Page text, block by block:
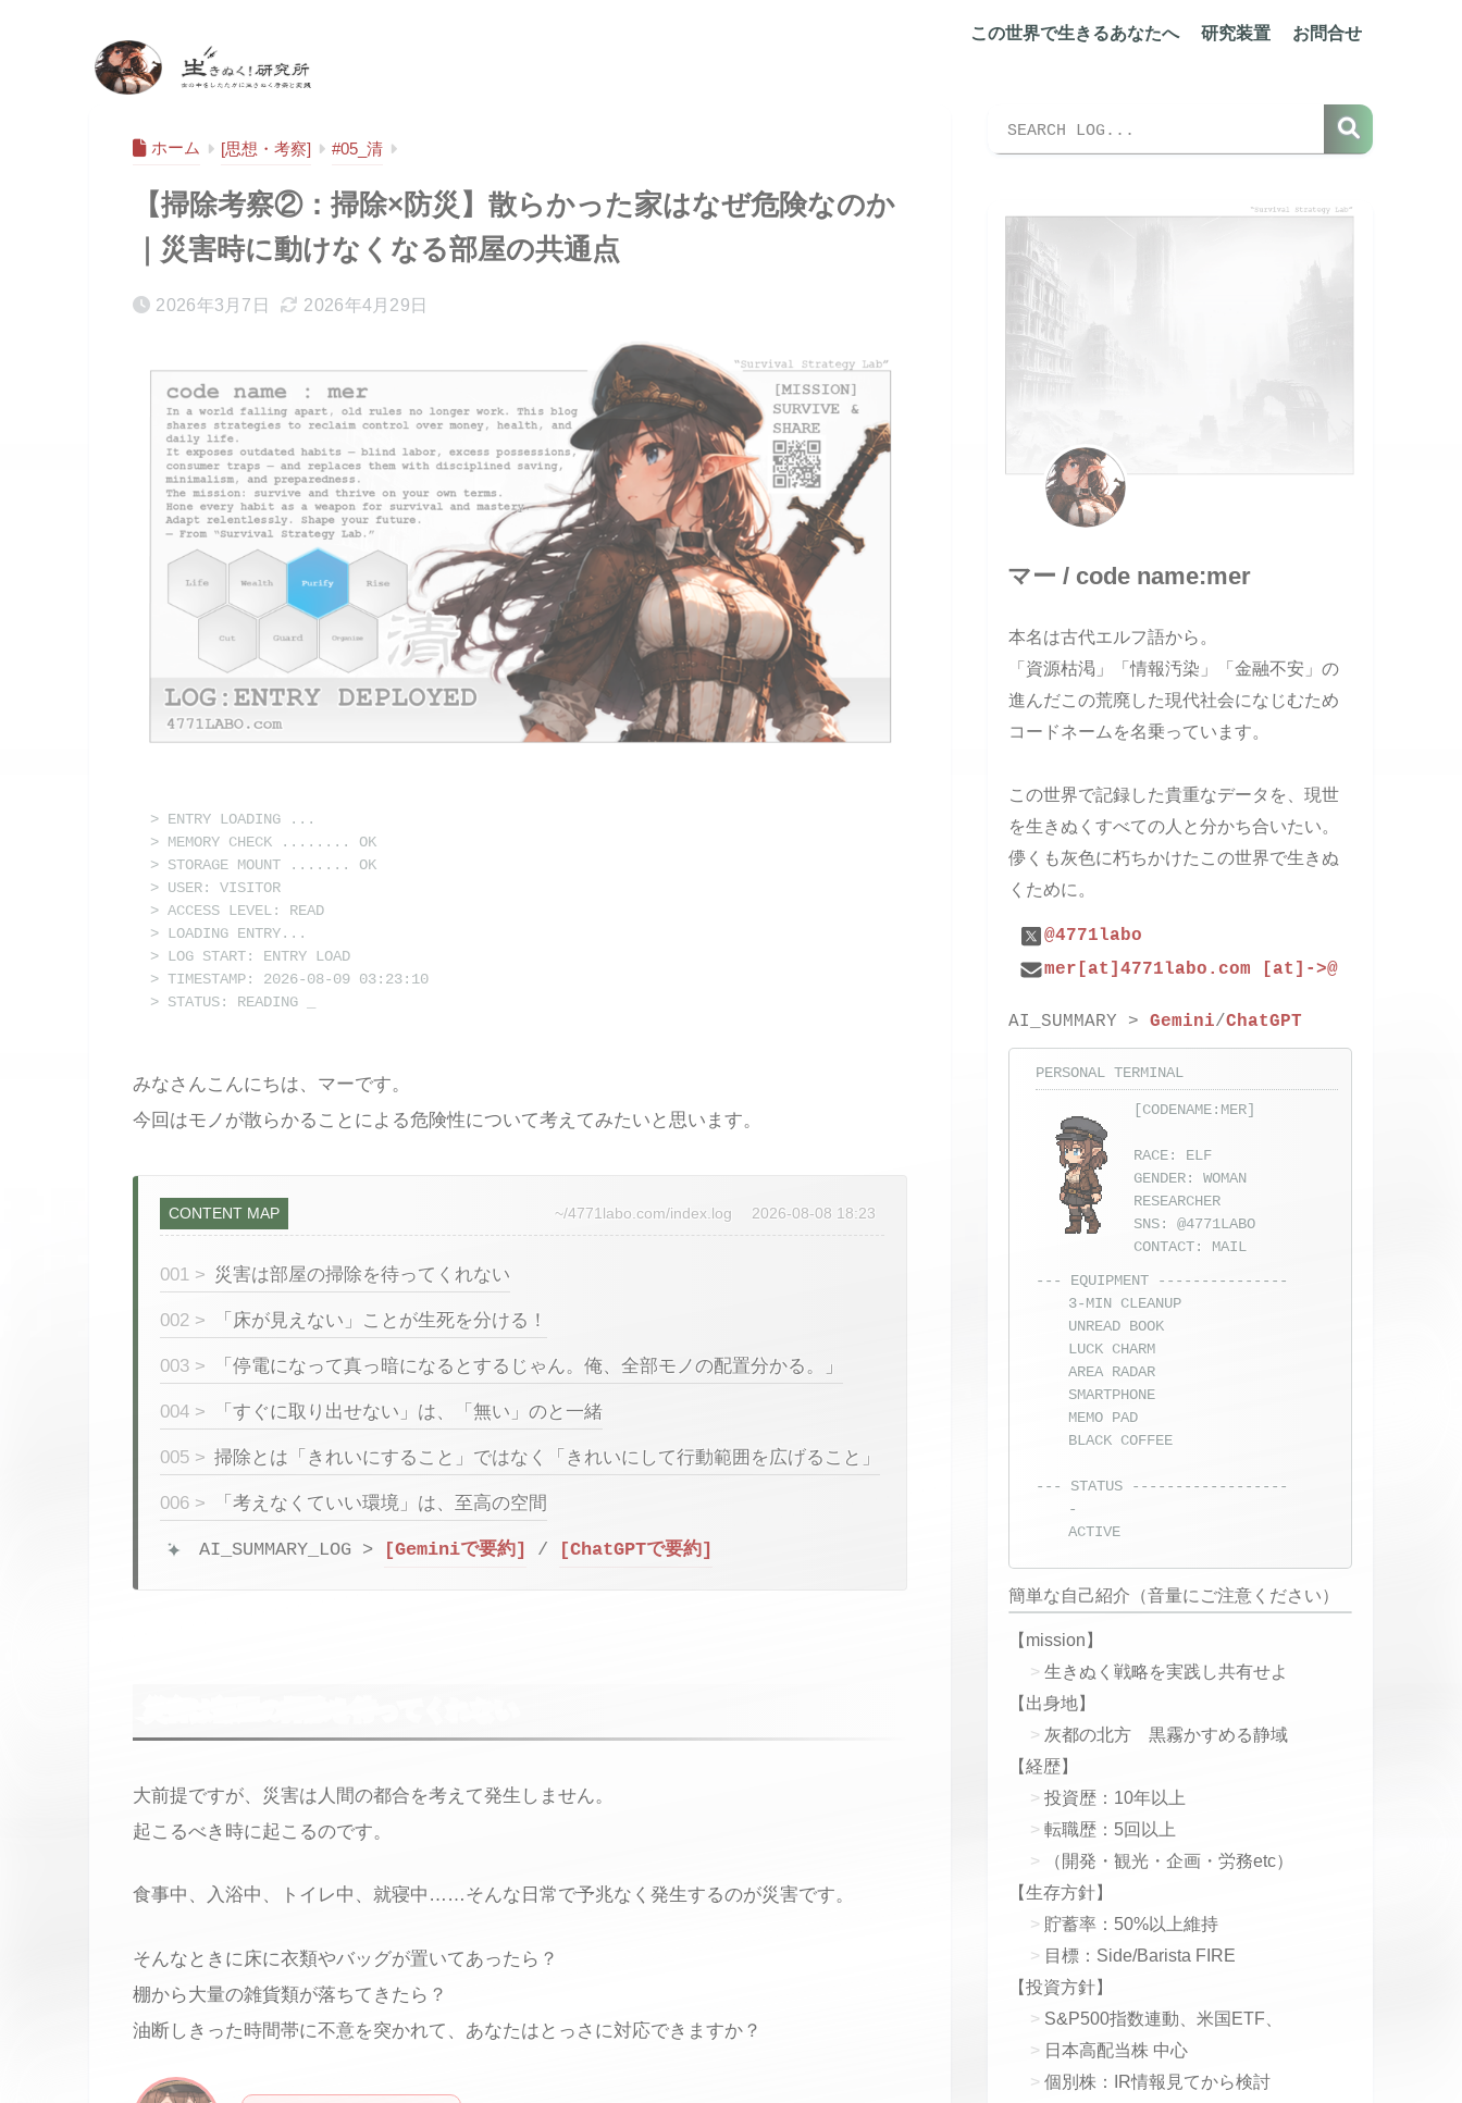
この世界で生きるあなたへ 研究装置 お問合せ
ホーム [思想・考察] #05_清
【掃除考察②：掃除×防災】散らかった家はなぜ危険なのか
｜災害時に動けなくなる部屋の共通点
2026年3月7日 2026年4月29日
> ENTRY LOADING ...
> MEMORY CHECK ........ OK
> STORAGE MOUNT ....... OK
> USER: VISITOR
> ACCESS LEVEL: READ
> LOADING ENTRY...
> LOG START: ENTRY LOAD
> TIMESTAMP: 2026-08-09 03:23:10
> STATUS: READING
みなさんこんにちは、マーです。
今回はモノが散らかることによる危険性について考えてみたいと思います。
CONTENT MAP ~/4771labo.com/index.log 2026-08-08 18:23
001 > 災害は部屋の掃除を待ってくれない
002 > 「床が見えない」ことが生死を分ける！
003 > 「停電になって真っ暗になるとするじゃん。俺、全部モノの配置分かる。」
004 > 「すぐに取り出せない」は、「無い」のと一緒
005 > 掃除とは「きれいにすること」ではなく「きれいにして行動範囲を広げること」
006 > 「考えなくていい環境」は、至高の空間
AI_SUMMARY_LOG > [Geminiで要約] / [ChatGPTで要約]
大前提ですが、災害は人間の都合を考えて発生しません。
起こるべき時に起こるのです。
食事中、入浴中、トイレ中、就寝中……そんな日常で予兆なく発生するのが災害です。
そんなときに床に衣類やバッグが置いてあったら？
棚から大量の雑貨類が落ちてきたら？
油断しきった時間帯に不意を突かれて、あなたはとっさに対応できますか？
マー / code name:mer
本名は古代エルフ語から。
「資源枯渇」「情報汚染」「金融不安」の
進んだこの荒廃した現代社会になじむため
コードネームを名乗っています。
この世界で記録した貴重なデータを、現世
を生きぬくすべての人と分かち合いたい。
儚くも灰色に朽ちかけたこの世界で生きぬ
くために。
@4771labo
mer[at]4771labo.com [at]->@
AI_SUMMARY >Gemini/ChatGPT
PERSONAL TERMINAL
[CODENAME:MER]
RACE: ELF
GENDER: WOMAN
RESEARCHER
SNS:@4771LABO
CONTACT: MAIL
--- EQUIPMENT ---------------
3-MIN CLEANUP
UNREAD BOOK
LUCK CHARM
AREA RADAR
SMARTPHONE
MEMO PAD
BLACK COFFEE
--- STATUS ------------------
-
ACTIVE
簡単な自己紹介（音量にご注意ください）
【mission】
生きぬく戦略を実践し共有せよ
【出身地】
灰都の北方 黒霧かすめる静域
【経歴】
投資歴：10年以上
転職歴：5回以上
（開発・観光・企画・労務etc）
【生存方針】
貯蓄率：50%以上維持
目標：Side/Barista FIRE
【投資方針】
S&P500指数連動、米国ETF、
日本高配当株 中心
個別株：IR情報見てから検討